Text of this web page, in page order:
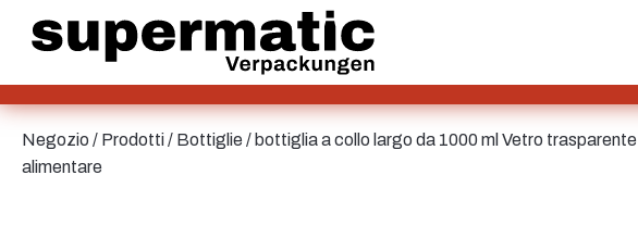
Alluminio
Vetro
HD-PE
Cartone
LD-PE
Borsa e Bag-in-Box
Negozio / Prodotti/ Bottiglie/ bottiglia a collo largo da 1000 ml Vetro trasparente
alimentare